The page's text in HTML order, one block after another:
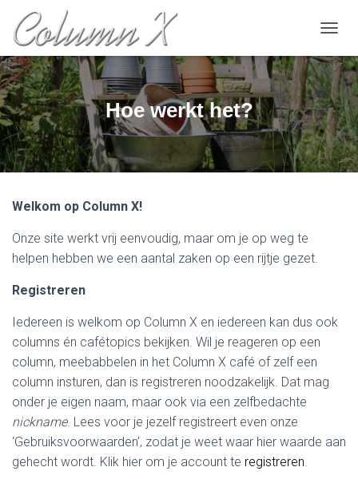
Hoe werkt het?
Welkom op Column X!
Onze site werkt vrij eenvoudig, maar om je op weg te
helpen hebben we een aantal zaken op een rijtje gezet.
Registreren
Iedereen is welkom op Column X en iedereen kan dus ook
columns én cafétopics bekijken. Wil je reageren op een
column, meebabbelen in het Column X café of zelf een
column insturen, dan is registreren noodzakelijk. Dat mag
onder je eigen naam, maar ook via een zelfbedachte
nickname. Lees voor je jezelf registreert even onze
‘Gebruiksvoorwaarden’, zodat je weet waar hier waarde aan
gehecht wordt. Klik hier om je account te registreren.